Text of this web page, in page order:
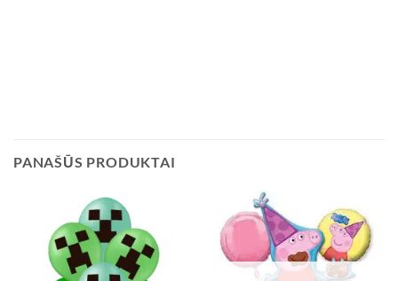
PANAŠŪS PRODUKTAI